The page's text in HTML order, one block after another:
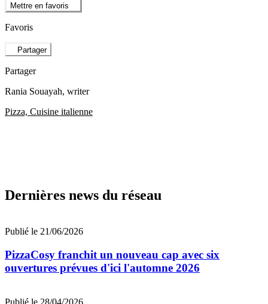
Mettre en favoris
Favoris
Partager
Partager
Rania Souayah, writer
Pizza, Cuisine italienne
Dernières news du réseau
Publié le 21/06/2026
PizzaCosy franchit un nouveau cap avec six
ouvertures prévues d'ici l'automne 2026
Publié le 28/04/2026